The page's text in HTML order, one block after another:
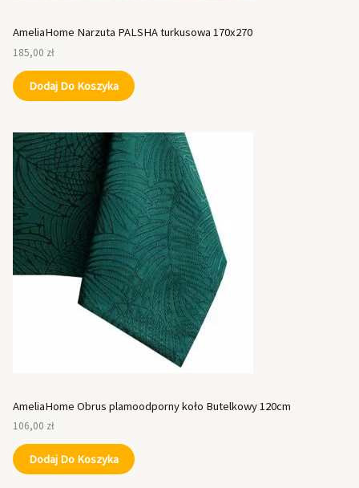
AmeliaHome Narzuta PALSHA turkusowa 170x270
185,00 zł
Dodaj Do Koszyka
AmeliaHome Obrus plamoodporny koło Butelkowy 120cm
106,00 zł
Dodaj Do Koszyka